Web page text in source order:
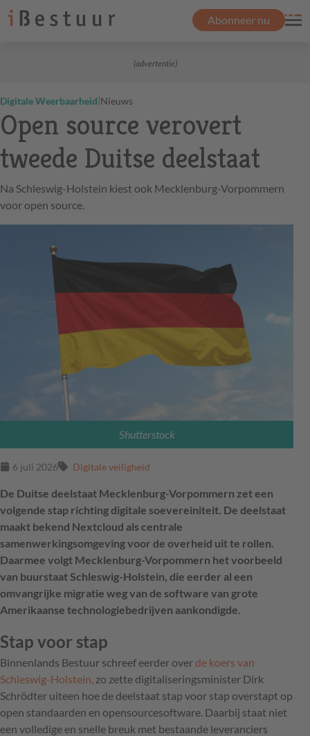
Abonneer nu
(advertentie)
Digitale Weerbaarheid|Nieuws
Open source verovert
tweede Duitse deelstaat
Na Schleswig-Holstein kiest ook Mecklenburg-Vorpommern
voor open source.
Shutterstock
6 juli 2026 Digitale veiligheid
De Duitse deelstaat Mecklenburg-Vorpommern zet een
volgende stap richting digitale soevereiniteit. De deelstaat
maakt bekend Nextcloud als centrale
samenwerkingsomgeving voor de overheid uit te rollen.
Daarmee volgt Mecklenburg-Vorpommern het voorbeeld
van buurstaat Schleswig-Holstein, die eerder al een
omvangrijke migratie weg van de software van grote
Amerikaanse technologiebedrijven aankondigde.
Stap voor stap
Binnenlands Bestuur schreef eerder overde koers van
Schleswig-Holstein, zo zette digitaliseringsminister Dirk
Schrödter uiteen hoe de deelstaat stap voor stap overstapt op
open standaarden en opensourcesoftware. Daarbij staat niet
een volledige en snelle breuk met bestaande leveranciers